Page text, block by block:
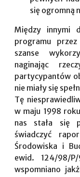
się ogromną
Między innymi
programu
szanse
naginając
partycypantów
nie miały się
Tę
w maju 1998
nas stała się
świadczyć
Środowiska i
ewid. 124/98/
wspomniano